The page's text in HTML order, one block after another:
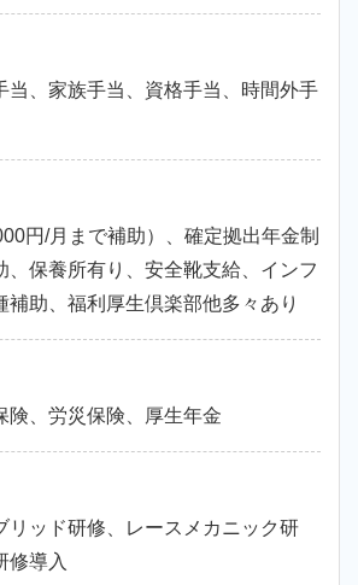
当、家族手当、資格手当、時間外手
円/月まで補助）、確定拠出年金制
、保養所有り、安全靴支給、インフ
補助、福利厚生倶楽部他多々あり
険、労災保険、厚生年金
リッド研修、レースメカニック研
修導入